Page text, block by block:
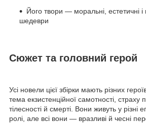
Його твори — моральні, естетичні і
шедеври
Сюжет та головний герой
Усі новели цієї збірки мають різних
тема екзистенційної самотності, страху
тілесності й смерті. Вони живуть у різні
ролі, але всі вони — вразливі й чесні